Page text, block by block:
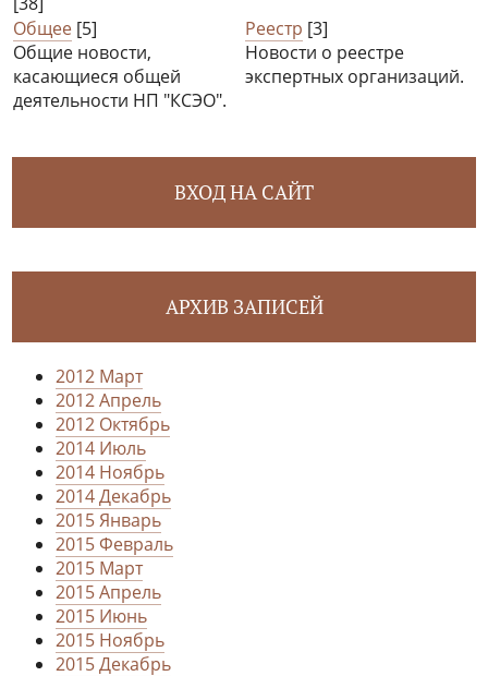
Общее [5]
Общие новости,
касающиеся общей
деятельности НП "КСЭО".
Реестр [3]
Новости о реестре
экспертных организаций.
ВХОД НА САЙТ
АРХИВ ЗАПИСЕЙ
2012 Март
2012 Апрель
2012 Октябрь
2014 Июль
2014 Ноябрь
2014 Декабрь
2015 Январь
2015 Февраль
2015 Март
2015 Апрель
2015 Июнь
2015 Ноябрь
2015 Декабрь